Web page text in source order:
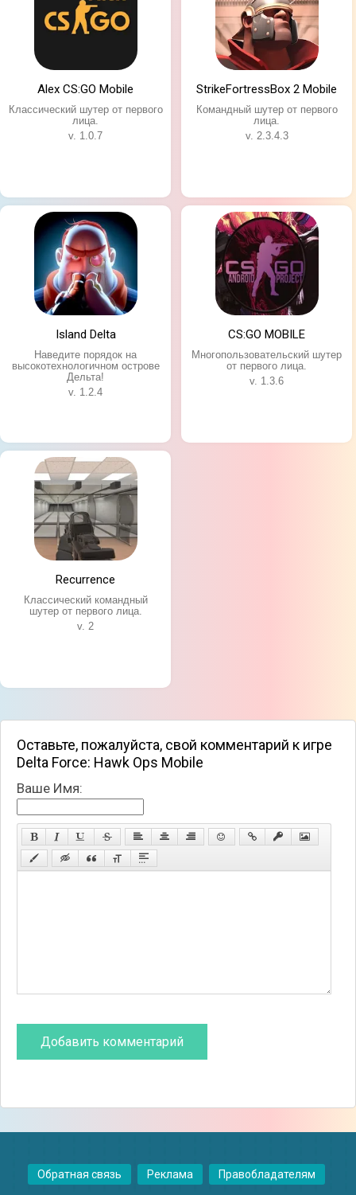
Alex CS:GO Mobile
Классический шутер от первого
лица.
v. 1.0.7
StrikeFortressBox 2 Mobile
Командный шутер от первого
лица.
v. 2.3.4.3
Island Delta
Наведите порядок на
высокотехнологичном острове
Дельта!
v. 1.2.4
CS:GO MOBILE
Многопользовательский шутер
от первого лица.
v. 1.3.6
Recurrence
Классический командный
шутер от первого лица.
v. 2
Оставьте, пожалуйста, свой комментарий к игре
Delta Force: Hawk Ops Mobile
Ваше Имя:
Обратная связь Реклама Правобладателям